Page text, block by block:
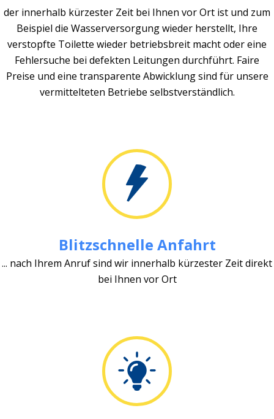
der innerhalb kürzester Zeit bei Ihnen vor Ort ist und zum
Beispiel die Wasserversorgung wieder herstellt, Ihre
verstopfte Toilette wieder betriebsbreit macht oder eine
Fehlersuche bei defekten Leitungen durchführt. Faire
Preise und eine transparente Abwicklung sind für unsere
vermittelteten Betriebe selbstverständlich.
Blitzschnelle Anfahrt
... nach Ihrem Anruf sind wir innerhalb kürzester Zeit direkt
bei Ihnen vor Ort